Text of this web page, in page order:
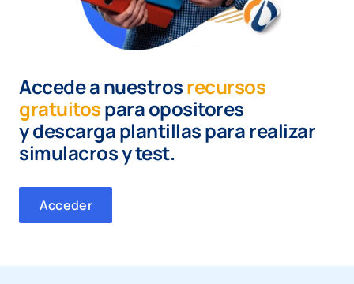
Accede a nuestrosrecursos
gratuitospara opositores
ydescarga plantillas para realizar
simulacros y test.
Acceder